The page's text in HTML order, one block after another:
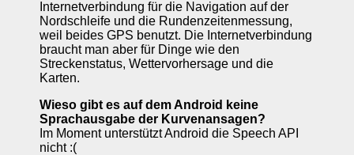
Internetverbindung für die Navigation auf der
Nordschleife und die Rundenzeitenmessung,
weil beides GPS benutzt. Die Internetverbindung
braucht man aber für Dinge wie den
Streckenstatus, Wettervorhersage und die
Karten.
Wieso gibt es auf dem Android keine
Sprachausgabe der Kurvenansagen?
Im Moment unterstützt Android die Speech API
nicht :(